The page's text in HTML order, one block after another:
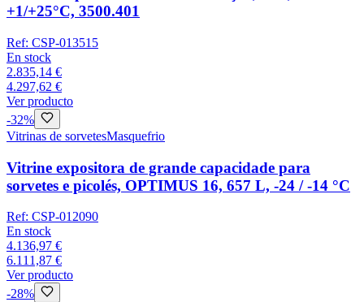
+1/+25°C, 3500.401
Ref: CSP-013515
En stock
2.835,14 €
4.297,62 €
Ver producto
-32%
Vitrinas de sorvetesMasquefrio
Vitrine expositora de grande capacidade para
sorvetes e picolés, OPTIMUS 16, 657 L, -24 / -14 °C
Ref: CSP-012090
En stock
4.136,97 €
6.111,87 €
Ver producto
-28%